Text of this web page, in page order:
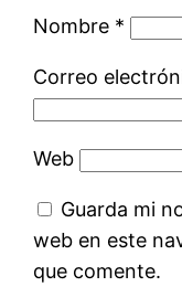
Nombre *
Correo
Web
Guarda mi
web en este
que comente.